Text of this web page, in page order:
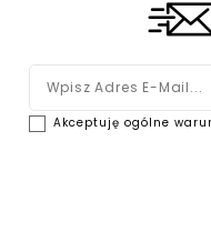
Akceptuję ogólne